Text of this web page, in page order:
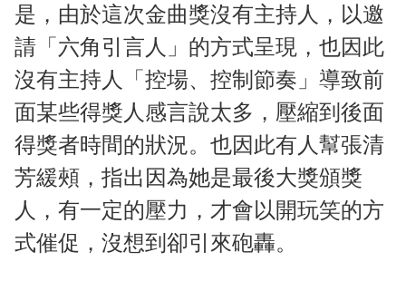
是，由於這次金曲獎沒有主持人，以邀
請「六角引言人」的方式呈現，也因此
沒有主持人「控場、控制節奏」導致前
面某些得獎人感言說太多，壓縮到後面
得獎者時間的狀況。也因此有人幫張清
芳緩頰，指出因為她是最後大獎頒獎
人，有一定的壓力，才會以開玩笑的方
式催促，沒想到卻引來砲轟。